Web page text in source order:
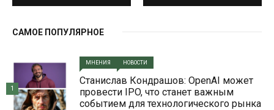
САМОЕ ПОПУЛЯРНОЕ
МНЕНИЯ НОВОСТИ
Станислав Кондрашов: OpenAI может
провести IPO, что станет важным
событием для технологического рынка
1